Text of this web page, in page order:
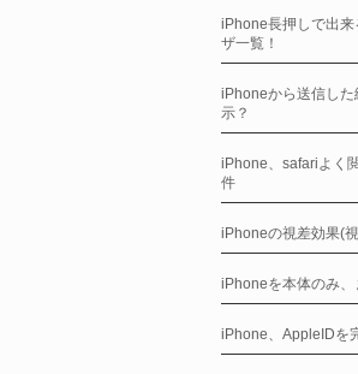
iPhone長押しで出
ザ一覧！
iPhoneから送信し
示？
iPhone、safariよく
件
iPhoneの視差効果(
iPhoneを本体のみ
iPhone、AppleIDを